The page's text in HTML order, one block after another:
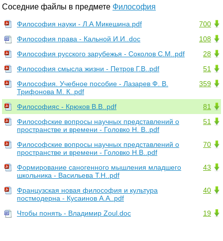
Соседние файлы в предмете Философия
700
Философия науки - Л.А Микешина.pdf
108
Философия права - Кальной И.И..doc
28
Философия русского зарубежья - Соколов С.М..pdf
51
Философия смысла жизни - Петров Г.В..pdf
359
Философия. Учебное пособие - Лазарев Ф. В.
Трифонова М. К..pdf
81
Философияс - Крюков В.В..pdf
51
Философские вопросы научных представлений о
пространстве и времени - Головко Н. В..pdf
70
Философские вопросы научных представлений о
пространстве и времени - Головко Н.В..pdf
43
Формирование саногенного мышления младшего
школьника - Васильева Т.Н..pdf
40
Французская новая философия и культура
постмодерна - Кусаинов А.А..pdf
19
Чтобы понять - Владимир Zoul.doc